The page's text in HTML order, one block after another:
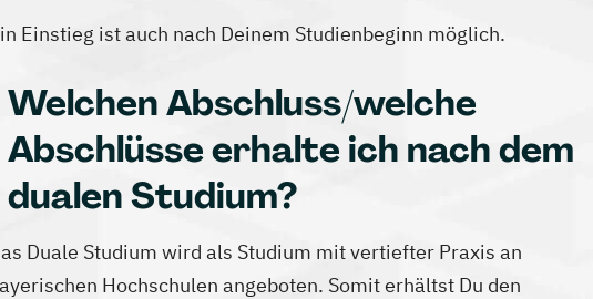
Einstieg ist auch nach Deinem Studienbeginn möglich.
Welchen Abschluss/welche
Abschlüsse erhalte ich nach dem
dualen Studium?
Duale Studium wird als Studium mit vertiefter Praxis an
Hochschulen angeboten. Somit erhältst Du den